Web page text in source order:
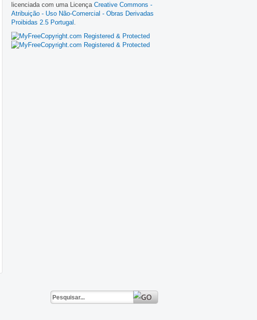
licenciada com uma Licença Creative Commons -
Atribuição - Uso Não-Comercial - Obras Derivadas
Proibidas 2.5 Portugal